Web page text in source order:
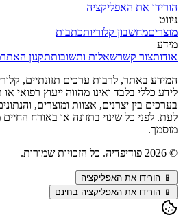
הורידו את האפליקציה
ניווט
מוצריםמחשבון קלוריותכתבות
מידע
אודותצור קשרשאלות ותשובותתקנון האתר
המידע באתר, לרבות ערכים תזונתיים,
לידע כללי בלבד ואינו מהווה ייעוץ רפואי או
בערכים בין יצרנים, אצוות ומוצרים,
לעת. לפני כל שינוי בתזונה או באורח
מוסמך.
©
2026 פודיפדיה. כל הזכויות שמורות.
📱 הורידו את האפליקציה
📱 הורידו את האפליקציה בחינם